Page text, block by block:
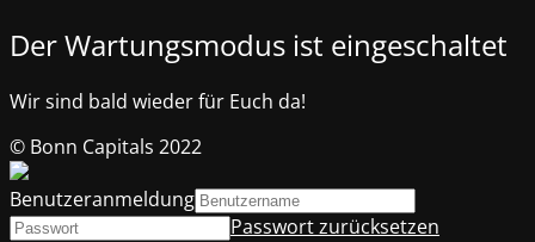
Der Wartungsmodus ist eingeschaltet
Wir sind bald wieder für Euch da!
© Bonn Capitals 2022
Benutzeranmeldung
Passwort zurücksetzen